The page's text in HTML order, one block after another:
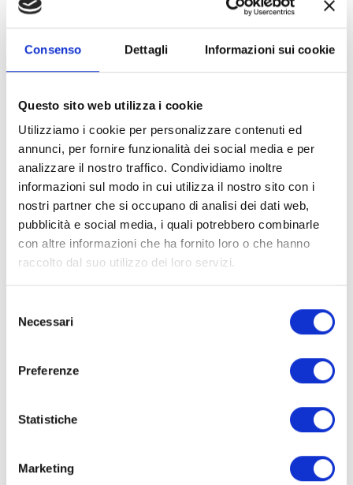
Consenso Dettagli Informazioni sui cookie
Questo sito web utilizza i cookie
Utilizziamo i cookie per personalizzare contenuti ed
annunci, per fornire funzionalità dei social media e per
analizzare il nostro traffico. Condividiamo inoltre
informazioni sul modo in cui utilizza il nostro sito con i
nostri partner che si occupano di analisi dei dati web,
pubblicità e social media, i quali potrebbero combinarle
con altre informazioni che ha fornito loro o che hanno
raccolto dal suo utilizzo dei loro servizi.
delNecessari
Preferenze
Statistiche
Marketing
Crociere: le prime a ripartire!
Brexit: cosa cambia?
I nostri primi 40 anni
Scegli Categoria
VIAGGI